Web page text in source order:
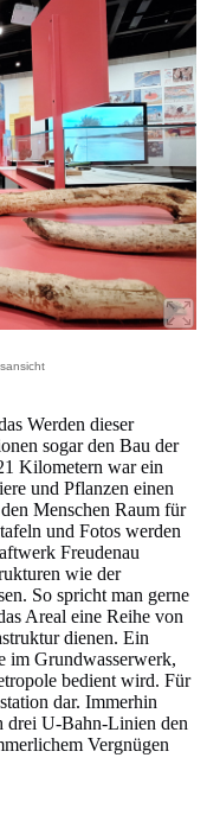
Werden dieser
sogar den Bau der
Kilometern war ein
und Pflanzen einen
Menschen Raum für
und Fotos werden
Freudenau
wie der
So spricht man gerne
Areal eine Reihe von
dienen. Ein
im Grundwasserwerk,
bedient wird. Für
dar. Immerhin
drei U-Bahn-Linien den
Vergnügen